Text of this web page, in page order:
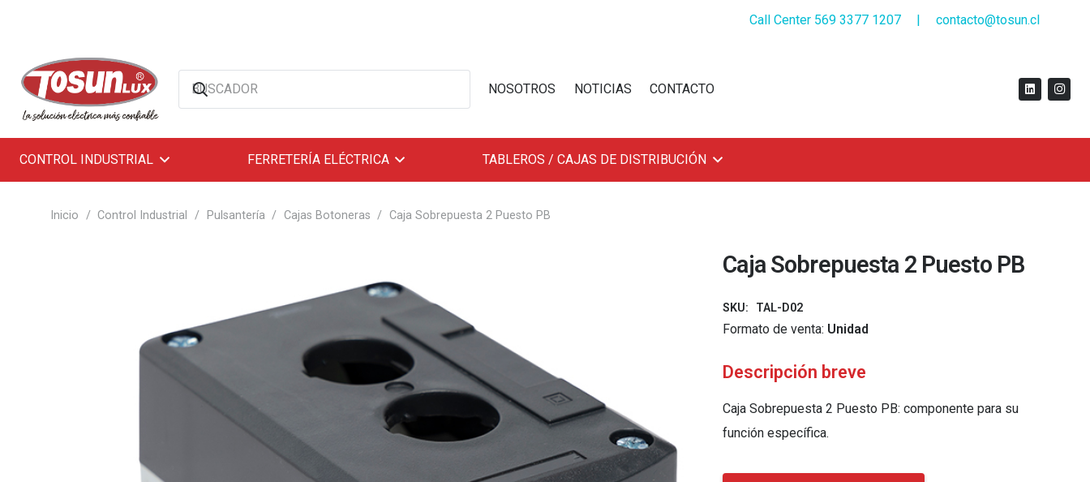
Call Center 569 3377 1207 | contacto@tosun.cl
NOSOTROS NOTICIAS CONTACTO
CONTROL INDUSTRIAL FERRETERÍA ELÉCTRICA TABLEROS / CAJAS DE DISTRIBUCIÓN
Inicio / Control Industrial / Pulsantería / Cajas Botoneras / Caja Sobrepuesta 2 Puesto PB
Caja Sobrepuesta 2 Puesto PB
SKU: TAL-D02
Formato de venta: Unidad
Descripción breve
Caja Sobrepuesta 2 Puesto PB: componente para su
función específica.